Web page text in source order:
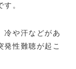
。
冷や汗などがあ
発性難聴が起こ